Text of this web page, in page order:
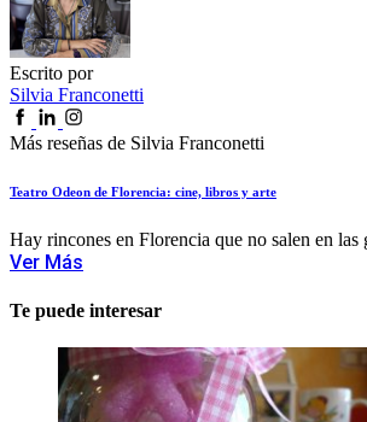
Escrito por
Silvia Franconetti
Más reseñas de Silvia Franconetti
Teatro Odeon de Florencia: cine, libros y arte
Hay rincones en Florencia que no salen en las
Ver Más
Te puede interesar